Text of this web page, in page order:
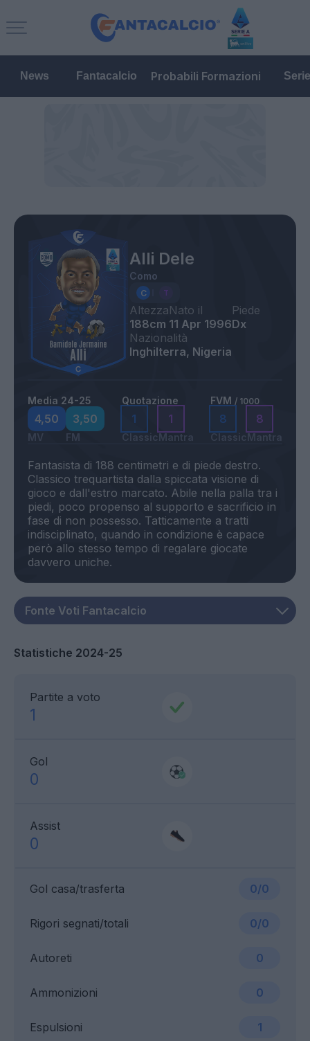
News Fantacalcio Probabili Formazioni
Alli Dele
Como
Altezza
188cm
Nato il
11 Apr 1996
Piede
Dx
Nazionalità
Inghilterra, Nigeria
Media 24-25
4,50
MV
3,50
FM
Quotazione
1
Classic
1
Mantra
FVM / 1000
8
Classic
8
Mantra
Fantasista di 188 centimetri e di piede destro.
Classico trequartista dalla spiccata visione di
gioco e dall'estro marcato. Abile nella palla tra i
piedi, poco propenso al supporto e sacrificio in
fase di non possesso. Tatticamente a tratti
indisciplinato, quando in condizione è capace
però allo stesso tempo di regalare giocate
Statistiche 2024-25
Partite a voto
1
Gol
0
Assist
0
Gol casa/trasferta 0/0
Ammonizioni 0
Rigori segnati/totali 0/0
Espulsioni 1
Autoreti 0